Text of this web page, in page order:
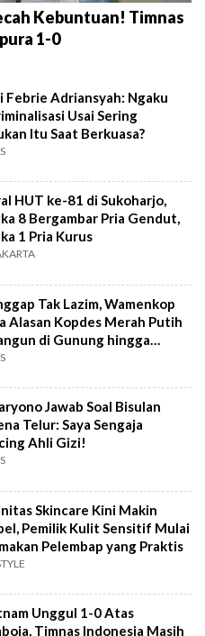
Kebuntuan! Timnas
1-0
Febrie Adriansyah: Ngaku
Usai Sering
Itu Saat Berkuasa?
HUT ke-81 di Sukoharjo,
8 Bergambar Pria Gendut,
1 Pria Kurus
Tak Lazim, Wamenkop
Alasan Kopdes Merah Putih
di Gunung hingga
TPA
Jawab Soal Bisulan
Telur: Saya Sengaja
Ahli Gizi!
Skincare Kini Makin
Pemilik Kulit Sensitif Mulai
Pelembap yang Praktis
Unggul 1-0 Atas
Timnas Indonesia Masih